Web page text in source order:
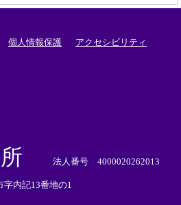
個人情報保護 アクセシビリティ
法人番号 4000020262013
内記13番地の1